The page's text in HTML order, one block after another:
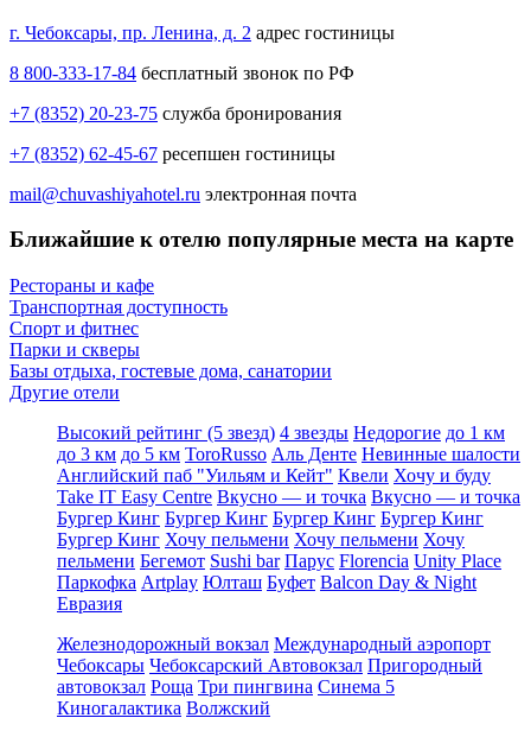
г. Чебоксары, пр. Ленина, д. 2 адрес гостиницы
8 800-333-17-84 бесплатный звонок по РФ
+7 (8352) 20-23-75 служба бронирования
+7 (8352) 62-45-67 ресепшен гостиницы
mail@chuvashiyahotel.ru электронная почта
Ближайшие к отелю популярные места на карте
Рестораны и кафе
Транспортная доступность
Спорт и фитнес
Парки и скверы
Базы отдыха, гостевые дома, санатории
Другие отели
Высокий рейтинг (5 звезд) 4 звезды Недорогие до 1 км
до 3 км до 5 км ToroRusso Аль Денте Невинные шалости
Английский паб "Уильям и Кейт" Квели Хочу и буду
Take IT Easy Centre Вкусно — и точка Вкусно — и точка
Бургер Кинг Бургер Кинг Бургер Кинг Бургер Кинг
Бургер Кинг Хочу пельмени Хочу пельмени Хочу
пельмени Бегемот Sushi bar Парус Florencia Unity Place
Паркофка Artplay Юлташ Буфет Balcon Day & Night
Евразия
Железнодорожный вокзал Международный аэропорт
Чебоксары Чебоксарский Автовокзал Пригородный
автовокзал Роща Три пингвина Синема 5
Киногалактика Волжский